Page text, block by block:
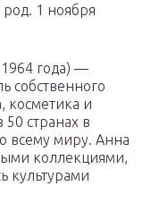
род. 1 ноября
1964 года) —
собственного
косметика и
50 странах в
всему миру. Анна
коллекциями,
культурами